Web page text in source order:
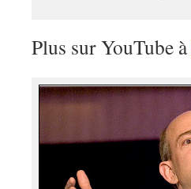
Plus sur YouTube à